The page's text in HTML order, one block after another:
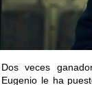
Dos veces
Eugenio le ha